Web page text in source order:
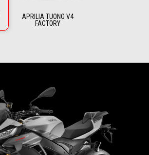
APRILIA TUONO V4
FACTORY